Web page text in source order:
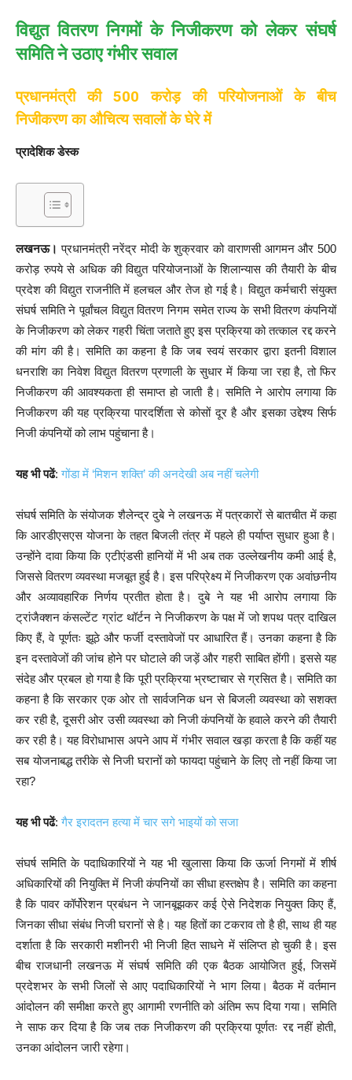
विद्युत वितरण निगमों के निजीकरण को लेकर संघर्ष
समिति ने उठाए गंभीर सवाल
प्रधानमंत्री की 500 करोड़ की परियोजनाओं के बीच
निजीकरण का औचित्य सवालों के घेरे में
प्रादेशिक डेस्क
लखनऊ। प्रधानमंत्री नरेंद्र मोदी के शुक्रवार को वाराणसी आगमन और 500
करोड़ रुपये से अधिक की विद्युत परियोजनाओं के शिलान्यास की तैयारी के बीच
प्रदेश की विद्युत राजनीति में हलचल और तेज हो गई है। विद्युत कर्मचारी संयुक्त
संघर्ष समिति ने पूर्वांचल विद्युत वितरण निगम समेत राज्य के सभी वितरण कंपनियों
के निजीकरण को लेकर गहरी चिंता जताते हुए इस प्रक्रिया को तत्काल रद्द करने
की मांग की है। समिति का कहना है कि जब स्वयं सरकार द्वारा इतनी विशाल
धनराशि का निवेश विद्युत वितरण प्रणाली के सुधार में किया जा रहा है, तो फिर
निजीकरण की आवश्यकता ही समाप्त हो जाती है। समिति ने आरोप लगाया कि
निजीकरण की यह प्रक्रिया पारदर्शिता से कोसों दूर है और इसका उद्देश्य सिर्फ
निजी कंपनियों को लाभ पहुंचाना है।
यह भी पढें:गोंडा में ‘मिशन शक्ति’ की अनदेखी अब नहीं चलेगी
संघर्ष समिति के संयोजक शैलेन्द्र दुबे ने लखनऊ में पत्रकारों से बातचीत में कहा
कि आरडीएसएस योजना के तहत बिजली तंत्र में पहले ही पर्याप्त सुधार हुआ है।
उन्होंने दावा किया कि एटीएंडसी हानियों में भी अब तक उल्लेखनीय कमी आई है,
जिससे वितरण व्यवस्था मजबूत हुई है। इस परिप्रेक्ष्य में निजीकरण एक अवांछनीय
और अव्यावहारिक निर्णय प्रतीत होता है। दुबे ने यह भी आरोप लगाया कि
ट्रांजैक्शन कंसल्टेंट ग्रांट थॉर्टन ने निजीकरण के पक्ष में जो शपथ पत्र दाखिल
किए हैं, वे पूर्णतः झूठे और फर्जी दस्तावेजों पर आधारित हैं। उनका कहना है कि
इन दस्तावेजों की जांच होने पर घोटाले की जड़ें और गहरी साबित होंगी। इससे यह
संदेह और प्रबल हो गया है कि पूरी प्रक्रिया भ्रष्टाचार से ग्रसित है। समिति का
कहना है कि सरकार एक ओर तो सार्वजनिक धन से बिजली व्यवस्था को सशक्त
कर रही है, दूसरी ओर उसी व्यवस्था को निजी कंपनियों के हवाले करने की तैयारी
कर रही है। यह विरोधाभास अपने आप में गंभीर सवाल खड़ा करता है कि कहीं यह
सब योजनाबद्ध तरीके से निजी घरानों को फायदा पहुंचाने के लिए तो नहीं किया जा
रहा?
यह भी पढें:गैर इरादतन हत्या में चार सगे भाइयों को सजा
संघर्ष समिति के पदाधिकारियों ने यह भी खुलासा किया कि ऊर्जा निगमों में शीर्ष
अधिकारियों की नियुक्ति में निजी कंपनियों का सीधा हस्तक्षेप है। समिति का कहना
है कि पावर कॉर्पोरेशन प्रबंधन ने जानबूझकर कई ऐसे निदेशक नियुक्त किए हैं,
जिनका सीधा संबंध निजी घरानों से है। यह हितों का टकराव तो है ही, साथ ही यह
दर्शाता है कि सरकारी मशीनरी भी निजी हित साधने में संलिप्त हो चुकी है। इस
बीच राजधानी लखनऊ में संघर्ष समिति की एक बैठक आयोजित हुई, जिसमें
प्रदेशभर के सभी जिलों से आए पदाधिकारियों ने भाग लिया। बैठक में वर्तमान
आंदोलन की समीक्षा करते हुए आगामी रणनीति को अंतिम रूप दिया गया। समिति
ने साफ कर दिया है कि जब तक निजीकरण की प्रक्रिया पूर्णतः रद्द नहीं होती,
उनका आंदोलन जारी रहेगा।